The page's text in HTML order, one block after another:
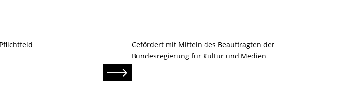
Senden
Gefördert mit Mitteln des Beauftragten der
Bundesregierung für Kultur und Medien